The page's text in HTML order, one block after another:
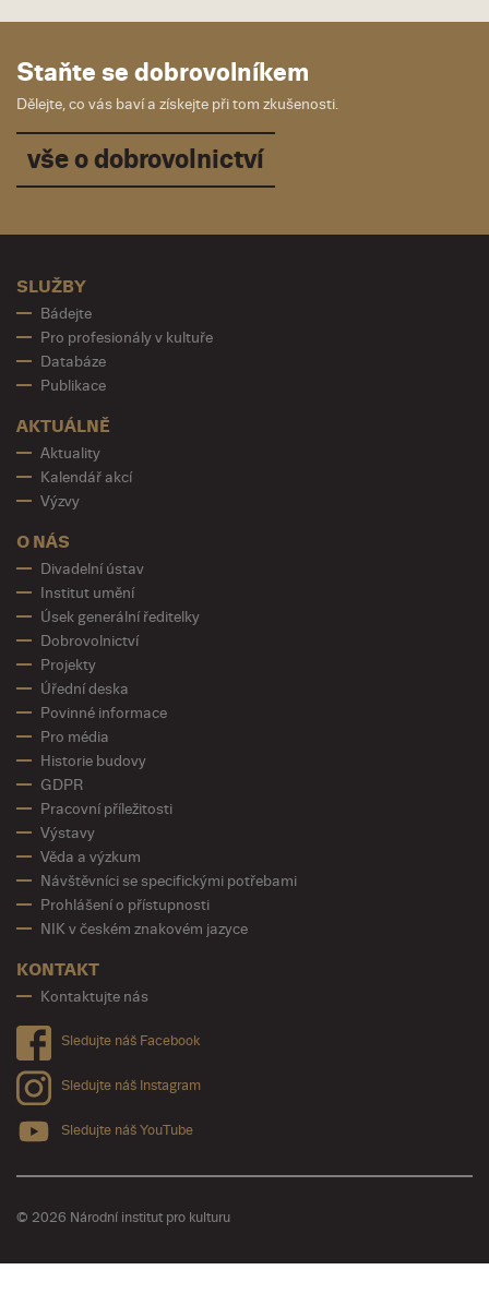
Staňte se dobrovolníkem
Dělejte, co vás baví a získejte při tom zkušenosti.
vše o dobrovolnictví
SLUŽBY
Bádejte
Pro profesionály v kultuře
Databáze
Publikace
AKTUÁLNĚ
Aktuality
Kalendář akcí
Výzvy
O NÁS
Divadelní ústav
Institut umění
Úsek generální ředitelky
Dobrovolnictví
Projekty
Úřední deska
Povinné informace
Pro média
Historie budovy
GDPR
Pracovní příležitosti
Výstavy
Věda a výzkum
Návštěvníci se specifickými potřebami
Prohlášení o přístupnosti
NIK v českém znakovém jazyce
KONTAKT
Kontaktujte nás
Sledujte náš Facebook
Sledujte náš Instagram
Sledujte náš YouTube
© 2026 Národní institut pro kulturu